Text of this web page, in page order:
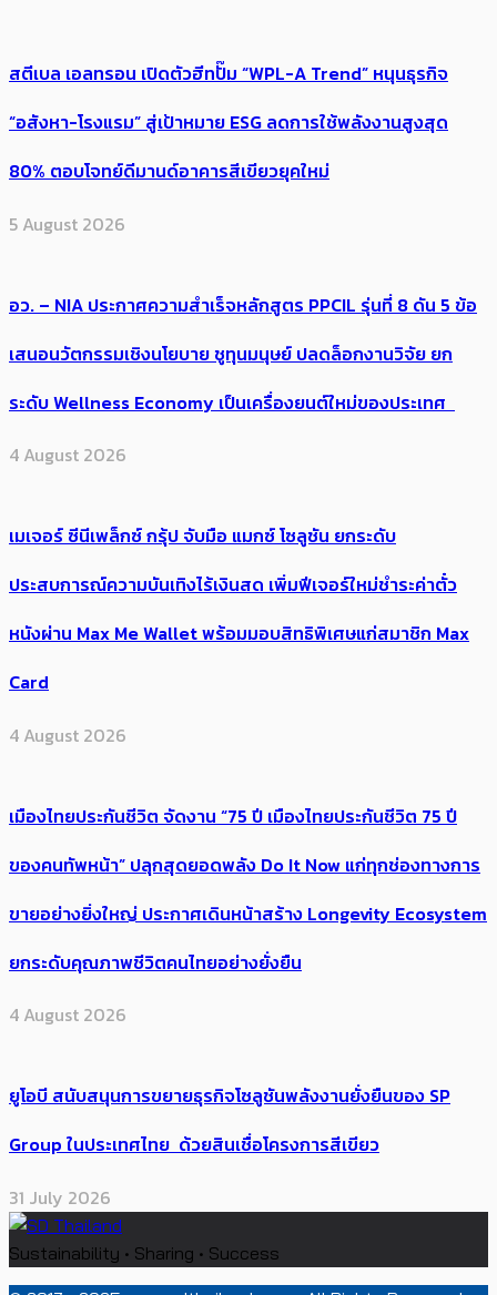
สตีเบล เอลทรอน เปิดตัวฮีทปั๊ม “WPL-A Trend” หนุนธุรกิจ
“อสังหา-โรงแรม” สู่เป้าหมาย ESG ลดการใช้พลังงานสูงสุด
80% ตอบโจทย์ดีมานด์อาคารสีเขียวยุคใหม่
5 August 2026
อว. – NIA ประกาศความสำเร็จหลักสูตร PPCIL รุ่นที่ 8 ดัน 5 ข้อ
เสนอนวัตกรรมเชิงนโยบาย ชูทุนมนุษย์ ปลดล็อกงานวิจัย ยก
ระดับ Wellness Economy เป็นเครื่องยนต์ใหม่ของประเทศ
4 August 2026
เมเจอร์ ซีนีเพล็กซ์ กรุ้ป จับมือ แมกซ์ โซลูชัน ยกระดับ
ประสบการณ์ความบันเทิงไร้เงินสด เพิ่มฟีเจอร์ใหม่ชำระค่าตั๋ว
หนังผ่าน Max Me Wallet พร้อมมอบสิทธิพิเศษแก่สมาชิก Max
Card
4 August 2026
เมืองไทยประกันชีวิต จัดงาน “75 ปี เมืองไทยประกันชีวิต 75 ปี
ของคนทัพหน้า” ปลุกสุดยอดพลัง Do It Now แก่ทุกช่องทางการ
ขายอย่างยิ่งใหญ่ ประกาศเดินหน้าสร้าง Longevity Ecosystem
ยกระดับคุณภาพชีวิตคนไทยอย่างยั่งยืน
4 August 2026
ยูโอบี สนับสนุนการขยายธุรกิจโซลูชันพลังงานยั่งยืนของ SP
Group ในประเทศไทย ด้วยสินเชื่อโครงการสีเขียว
31 July 2026
Sustainability • Sharing • Success